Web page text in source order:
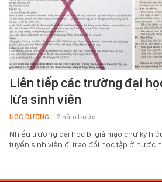
Liên tiếp các trường đại
lừa sinh viên
HỌC ĐƯỜNG - 2 năm trước
Nhiều trường đại học bị giả mạo chữ ký
tuyển sinh viên đi trao đổi học tập ở nước